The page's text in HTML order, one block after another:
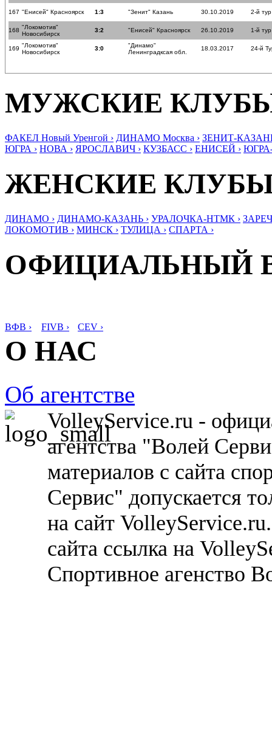
167 "Енисей" Красноярск 1:3 "Зенит" Казань 30.10.2019 2-й тур
168 "Локомотив"
Новосибирск
3:2 "Енисей" Красноярск 26.10.2019 1-й тур
169 "Локомотив"
Новосибирск
3:0
"Динамо"
Ленинградксая обл.
18.03.2017 24-й
МУЖСКИЕ
ФАКЕЛ Новый Уренгой › ДИНАМО Москва › ЗЕНИТ-
ЮГРА › НОВА › ЯРОСЛАВИЧ › КУЗБАСС › ЕНИСЕЙ ›
ЖЕНСКИЕ
ДИНАМО › ДИНАМО-КАЗАНЬ › УРАЛОЧКА-НТМК ›
ЛОКОМОТИВ › МИНСК › ТУЛИЦА › СПАРТА ›
ОФИЦИАЛЬНЫЙ
ВФВ › FIVB › CEV ›
О НАС
Об агентстве
VolleyService.ru -
агентства "Волей
материалов с сайта
Сервис" допускается
на сайт
сайта ссылка на
Спортивное агенство